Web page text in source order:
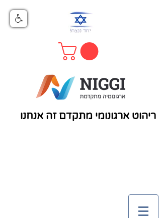
ריהוט ארגונומי מתקדם זה אנחנו